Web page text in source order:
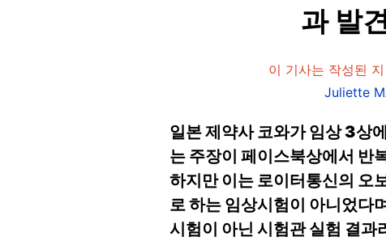
과 발
이 기사는 작성된
Juliette
일본 제약사 코와가 임상 3상
는 주장이 페이스북상에서 반
하지만 이는 로이터통신의 오
로 하는 임상시험이 아니었다
시험이 아닌 시험관 실험 결과